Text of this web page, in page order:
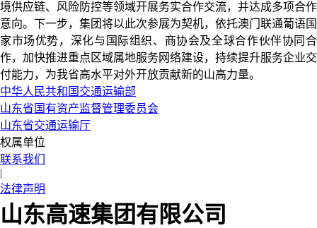
境供应链、风险防控等领域开展务实合作交流，并达成多项合作
意向。下一步，集团将以此次参展为契机，依托澳门联通葡语国
家市场优势，深化与国际组织、商协会及全球合作伙伴协同合
作，加快推进重点区域属地服务网络建设，持续提升服务企业交
付能力，为我省高水平对外开放贡献新的山高力量。
中华人民共和国交通运输部
山东省国有资产监督管理委员会
山东省交通运输厅
权属单位
联系我们
|
法律声明
山东高速集团有限公司